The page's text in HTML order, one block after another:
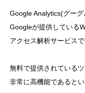
Google Analytics(グー
Googleが提供している
アクセス解析サービスで
無料で提供されている
非常に高機能であるとい